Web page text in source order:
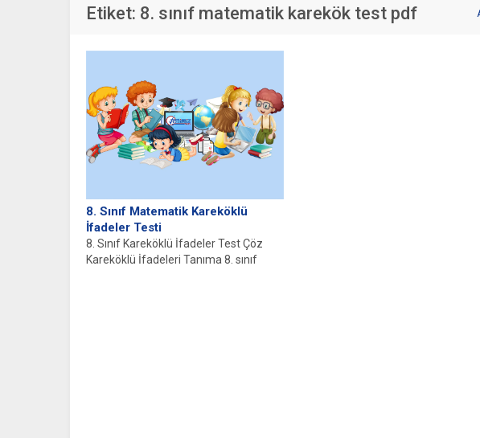
Etiket: 8. sınıf matematik karekök test pdf
8. Sınıf Matematik Kareköklü
İfadeler Testi
8. Sınıf Kareköklü İfadeler Test Çöz
Kareköklü İfadeleri Tanıma 8. sınıf